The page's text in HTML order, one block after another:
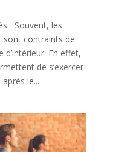
Souvent, les
sont contraints de
d’intérieur. En effet,
de s’exercer
le...